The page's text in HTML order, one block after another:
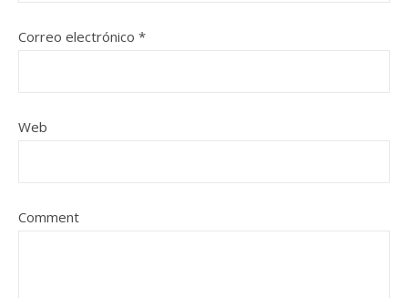
Correo electrónico *
Web
Comment